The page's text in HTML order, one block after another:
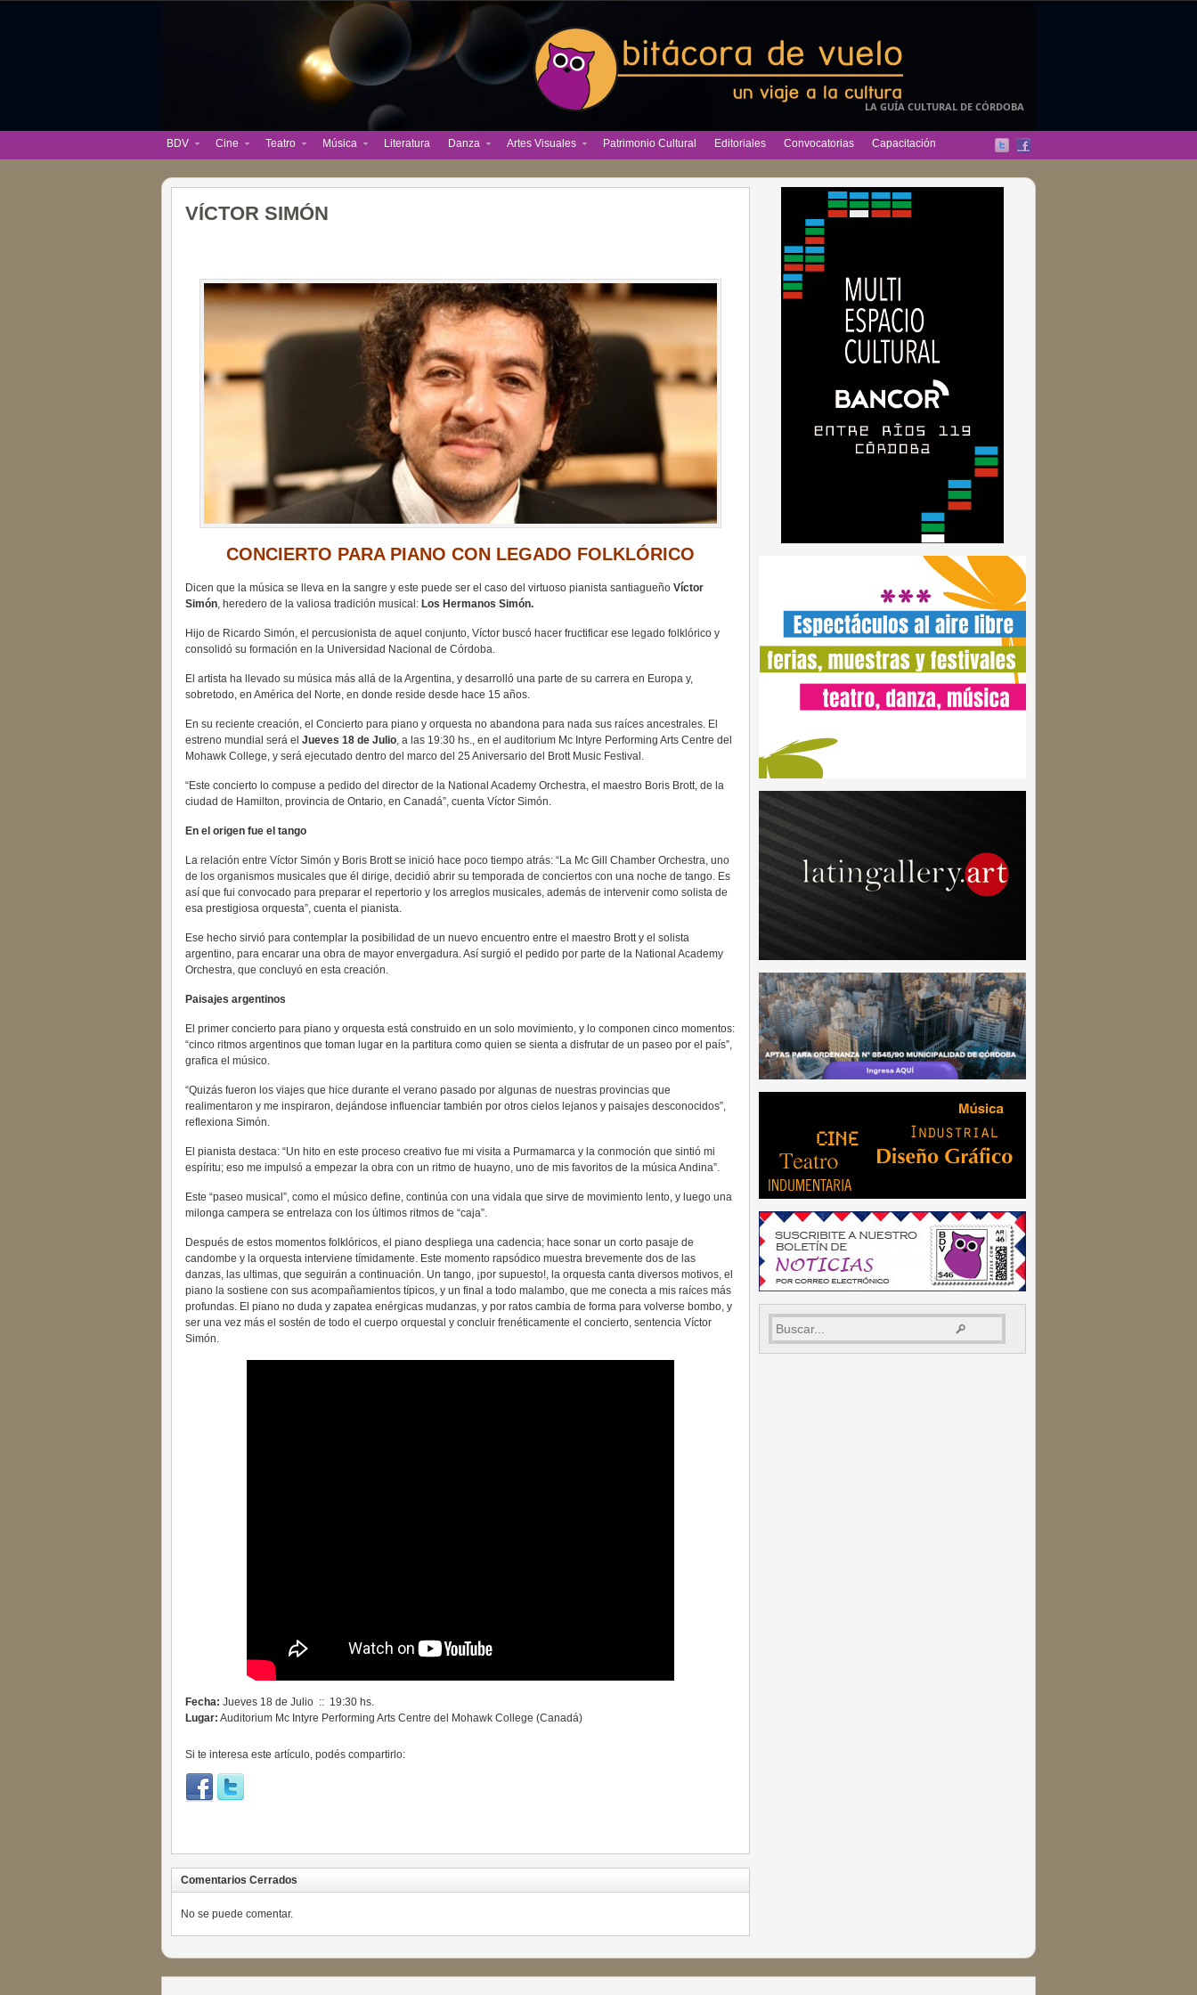
LA GUÍA CULTURAL DE CÓRDOBA
BDV Cine Teatro Música Literatura Danza Artes Visuales Patrimonio Cultural Editoriales Convocatorias Capacitación
VÍCTOR SIMÓN
CONCIERTO PARA PIANO CON LEGADO FOLKLÓRICO
Dicen que la música se lleva en la sangre y este puede ser el caso del virtuoso pianista santiagueño Víctor
Simón, heredero de la valiosa tradición musical: Los Hermanos Simón.
Hijo de Ricardo Simón, el percusionista de aquel conjunto, Víctor buscó hacer fructificar ese legado folklórico y
consolidó su formación en la Universidad Nacional de Córdoba.
El artista ha llevado su música más allá de la Argentina, y desarrolló una parte de su carrera en Europa y,
sobretodo, en América del Norte, en donde reside desde hace 15 años.
En su reciente creación, el Concierto para piano y orquesta no abandona para nada sus raíces ancestrales. El
estreno mundial será el Jueves 18 de Julio, a las 19:30 hs., en el auditorium Mc Intyre Performing Arts Centre del
Mohawk College, y será ejecutado dentro del marco del 25 Aniversario del Brott Music Festival.
“Este concierto lo compuse a pedido del director de la National Academy Orchestra, el maestro Boris Brott, de la
ciudad de Hamilton, provincia de Ontario, en Canadá”, cuenta Víctor Simón.
En el origen fue el tango
La relación entre Víctor Simón y Boris Brott se inició hace poco tiempo atrás: “La Mc Gill Chamber Orchestra, uno
de los organismos musicales que él dirige, decidió abrir su temporada de conciertos con una noche de tango. Es
así que fui convocado para preparar el repertorio y los arreglos musicales, además de intervenir como solista de
esa prestigiosa orquesta”, cuenta el pianista.
Ese hecho sirvió para contemplar la posibilidad de un nuevo encuentro entre el maestro Brott y el solista
argentino, para encarar una obra de mayor envergadura. Así surgió el pedido por parte de la National Academy
Orchestra, que concluyó en esta creación.
Paisajes argentinos
El primer concierto para piano y orquesta está construido en un solo movimiento, y lo componen cinco momentos:
“cinco ritmos argentinos que toman lugar en la partitura como quien se sienta a disfrutar de un paseo por el país”,
grafica el músico.
“Quizás fueron los viajes que hice durante el verano pasado por algunas de nuestras provincias que
realimentaron y me inspiraron, dejándose influenciar también por otros cielos lejanos y paisajes desconocidos”,
reflexiona Simón.
El pianista destaca: “Un hito en este proceso creativo fue mi visita a Purmamarca y la conmoción que sintió mi
espíritu; eso me impulsó a empezar la obra con un ritmo de huayno, uno de mis favoritos de la música Andina”.
Este “paseo musical”, como el músico define, continúa con una vidala que sirve de movimiento lento, y luego una
milonga campera se entrelaza con los últimos ritmos de “caja”.
Después de estos momentos folklóricos, el piano despliega una cadencia; hace sonar un corto pasaje de
candombe y la orquesta interviene tímidamente. Este momento rapsódico muestra brevemente dos de las
danzas, las ultimas, que seguirán a continuación. Un tango, ¡por supuesto!, la orquesta canta diversos motivos, el
piano la sostiene con sus acompañamientos típicos, y un final a todo malambo, que me conecta a mis raíces más
profundas. El piano no duda y zapatea enérgicas mudanzas, y por ratos cambia de forma para volverse bombo, y
ser una vez más el sostén de todo el cuerpo orquestal y concluir frenéticamente el concierto, sentencia Víctor
Simón.
Fecha: Jueves 18 de Julio :: 19:30 hs.
Lugar: Auditorium Mc Intyre Performing Arts Centre del Mohawk College (Canadá)
Si te interesa este artículo, podés compartirlo:
Comentarios Cerrados
No se puede comentar.